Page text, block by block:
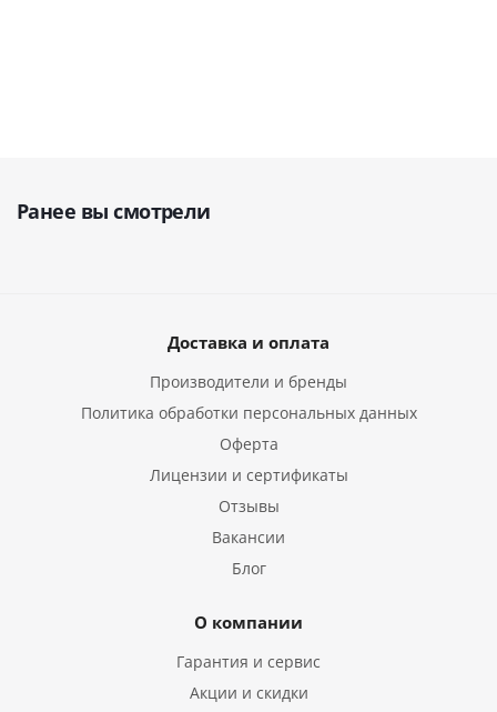
Ранее вы смотрели
Доставка и оплата
Производители и бренды
Политика обработки персональных данных
Оферта
Лицензии и сертификаты
Отзывы
Вакансии
Блог
О компании
Гарантия и сервис
Акции и скидки